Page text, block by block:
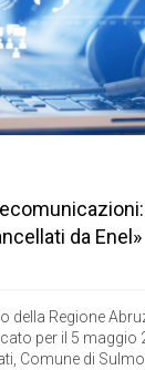
da Enel»
della Regione
per il 5 maggio
Comune di